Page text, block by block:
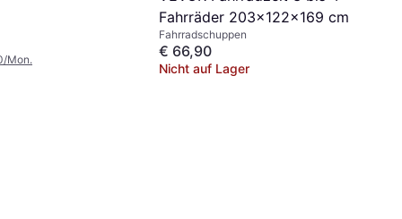
Mon.
Fahrräder 203x122x169 cm
Fahrradschuppen
€ 66,90
Nicht auf Lager